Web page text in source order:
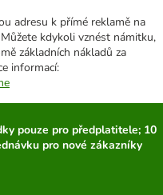
adresu k přímé reklamě na
kdykoli vznést námitku,
základních nákladů za
informací:
pouze pro předplatitele; 10
pro nové zákazníky